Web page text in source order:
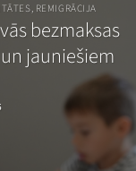
, REMIGRĀCIJA
bezmaksas
jauniešiem